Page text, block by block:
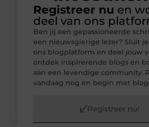
Registreer nu en
deel van ons
Ben jij een gepassioneerde
een nieuwsgierige lezer? Sluit
ons blogplatform en deel jouw
ontdek inspirerende blogs en
aan een levendige community.
vandaag nog en begin met
Registreer nu!